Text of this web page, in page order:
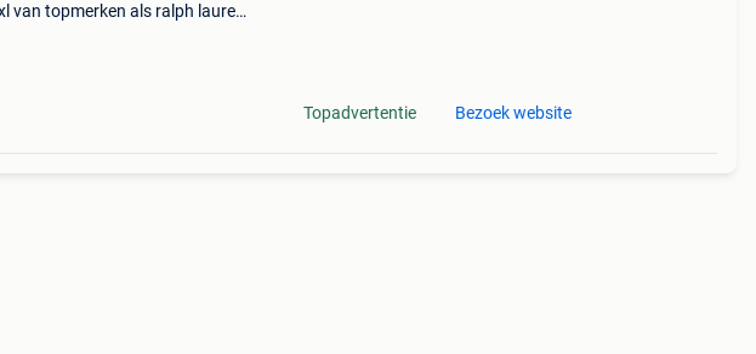
van topmerken als ralph lauren,
Topadvertentie Bezoek website